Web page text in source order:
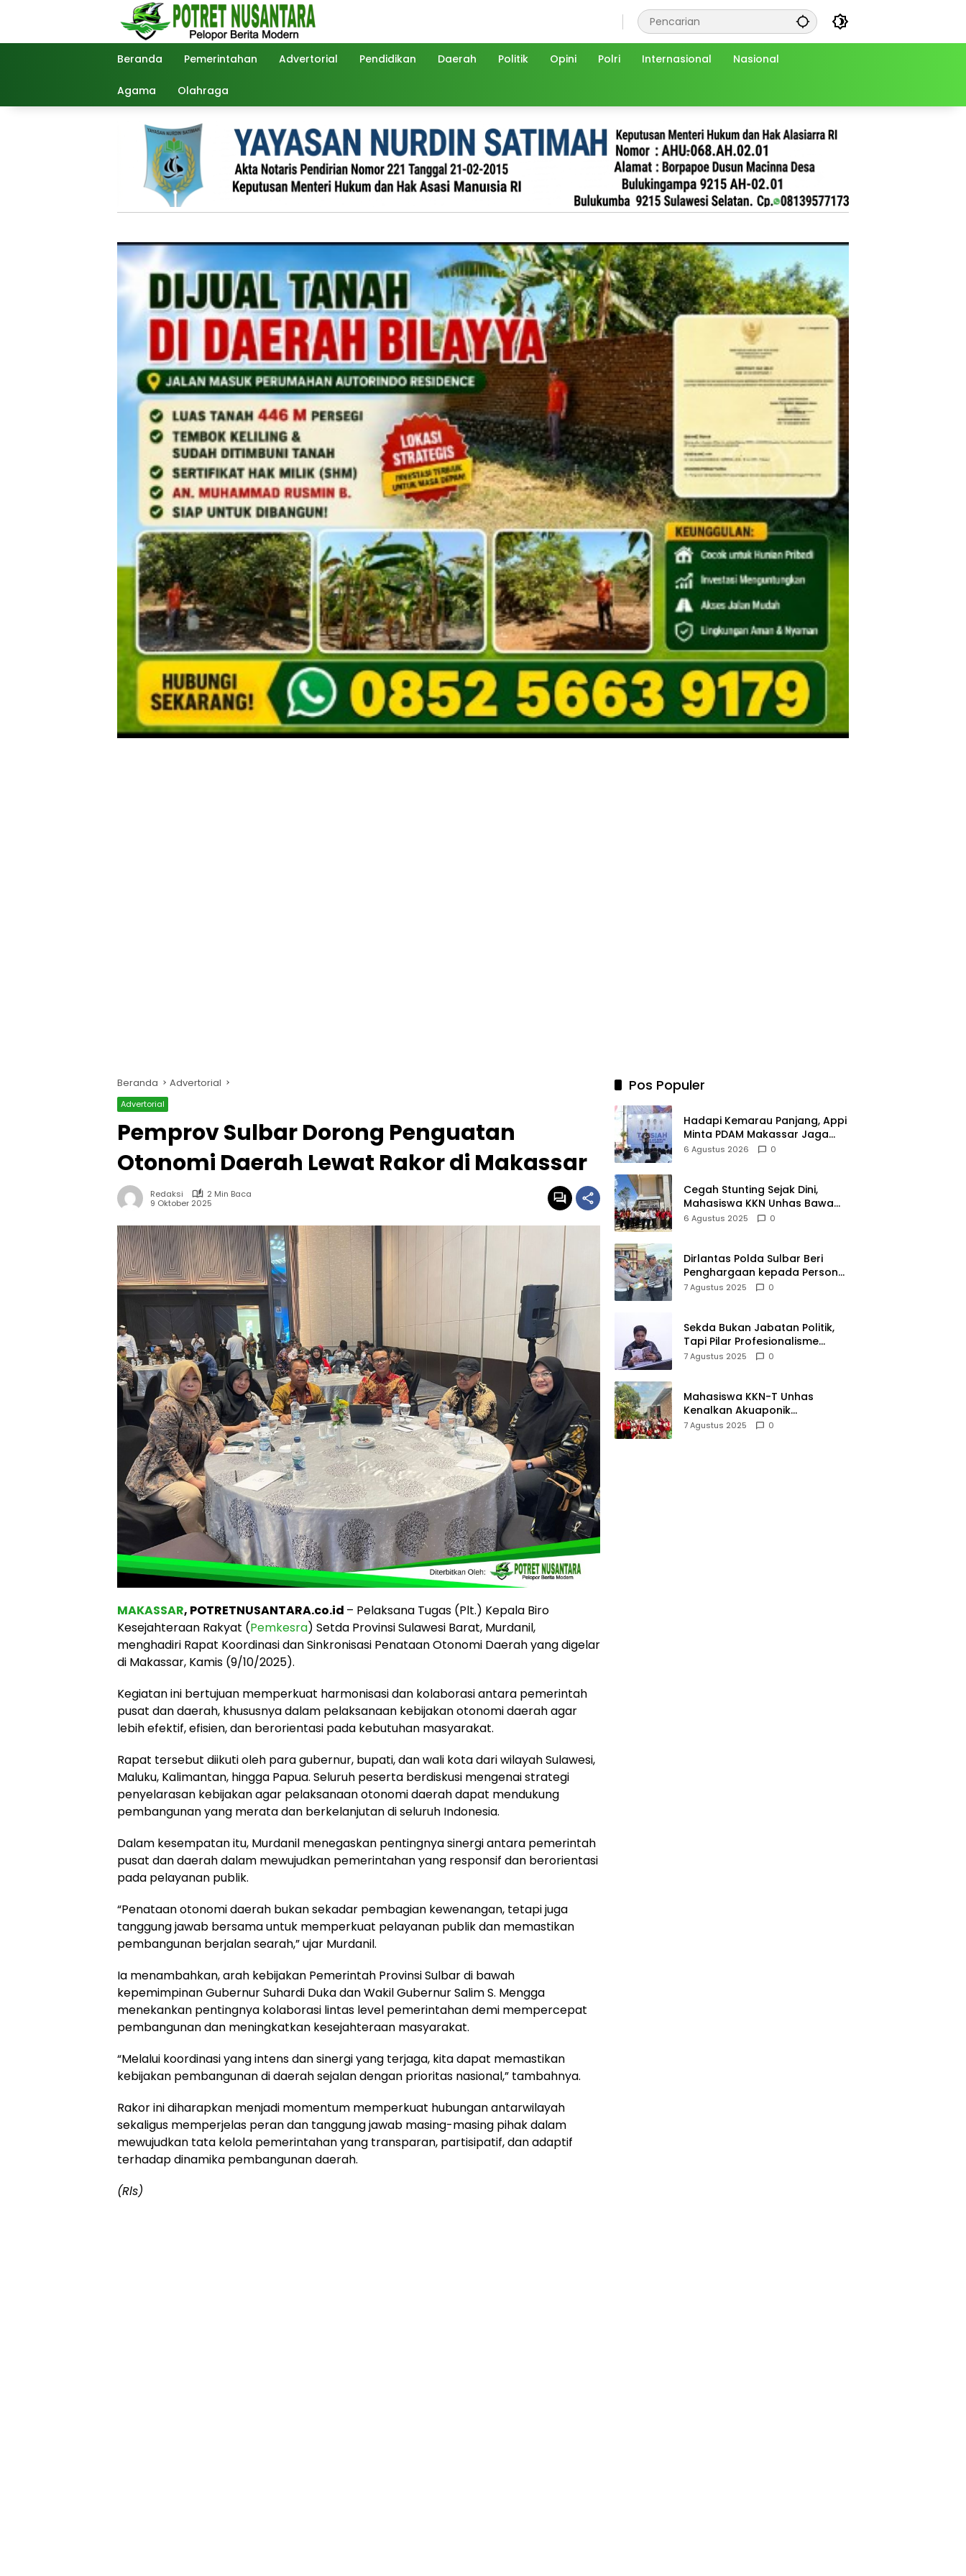
Beranda Pemerintahan Advertorial Pendidikan Daerah Politik Opini Polri Internasional Nasional
Agama Olahraga
Beranda Advertorial
Advertorial
Pemprov Sulbar Dorong Penguatan
Otonomi Daerah Lewat Rakor di Makassar
Redaksi
2 Min Baca
9 Oktober 2025
MAKASSAR, POTRETNUSANTARA.co.id – Pelaksana Tugas (Plt.) Kepala Biro
Kesejahteraan Rakyat (Pemkesra) Setda Provinsi Sulawesi Barat, Murdanil,
menghadiri Rapat Koordinasi dan Sinkronisasi Penataan Otonomi Daerah yang digelar
di Makassar, Kamis (9/10/2025).
Kegiatan ini bertujuan memperkuat harmonisasi dan kolaborasi antara pemerintah
pusat dan daerah, khususnya dalam pelaksanaan kebijakan otonomi daerah agar
lebih efektif, efisien, dan berorientasi pada kebutuhan masyarakat.
Rapat tersebut diikuti oleh para gubernur, bupati, dan wali kota dari wilayah Sulawesi,
Maluku, Kalimantan, hingga Papua. Seluruh peserta berdiskusi mengenai strategi
penyelarasan kebijakan agar pelaksanaan otonomi daerah dapat mendukung
pembangunan yang merata dan berkelanjutan di seluruh Indonesia.
Dalam kesempatan itu, Murdanil menegaskan pentingnya sinergi antara pemerintah
pusat dan daerah dalam mewujudkan pemerintahan yang responsif dan berorientasi
pada pelayanan publik.
“Penataan otonomi daerah bukan sekadar pembagian kewenangan, tetapi juga
tanggung jawab bersama untuk memperkuat pelayanan publik dan memastikan
pembangunan berjalan searah,” ujar Murdanil.
Ia menambahkan, arah kebijakan Pemerintah Provinsi Sulbar di bawah
kepemimpinan Gubernur Suhardi Duka dan Wakil Gubernur Salim S. Mengga
menekankan pentingnya kolaborasi lintas level pemerintahan demi mempercepat
pembangunan dan meningkatkan kesejahteraan masyarakat.
“Melalui koordinasi yang intens dan sinergi yang terjaga, kita dapat memastikan
kebijakan pembangunan di daerah sejalan dengan prioritas nasional,” tambahnya.
Rakor ini diharapkan menjadi momentum memperkuat hubungan antarwilayah
sekaligus memperjelas peran dan tanggung jawab masing-masing pihak dalam
mewujudkan tata kelola pemerintahan yang transparan, partisipatif, dan adaptif
terhadap dinamika pembangunan daerah.
(Rls)
Pos Populer
Hadapi Kemarau Panjang, Appi
Minta PDAM Makassar Jaga
Pelayanan, hingga Integritas
6 Agustus 2026 0
Cegah Stunting Sejak Dini,
Mahasiswa KKN Unhas Bawa
Edukasi Gizi Lewat Penyuluhan
6 Agustus 2025 0
Dirlantas Polda Sulbar Beri
Penghargaan kepada Personel
Berprestasi, Dorong Semangat
7 Agustus 2025 0
Sekda Bukan Jabatan Politik,
Tapi Pilar Profesionalisme
Daerah
7 Agustus 2025 0
Mahasiswa KKN-T Unhas
Kenalkan Akuaponik
Sederhana untuk Dukung
7 Agustus 2025 0